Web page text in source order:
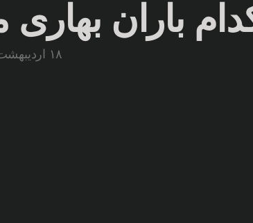
باران
۱۸ اردیبهشت ۱۳۹۵